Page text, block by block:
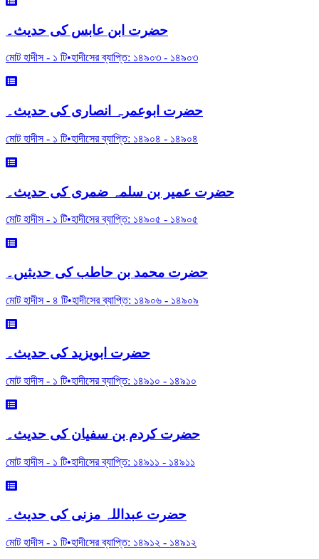
حضرت ابن عابس کی حدیث۔
মোট হাদীস - ১ টি•হাদীসের ব্যাপ্তি: ১৪৯০৩ - ১৪৯০৩
حضرت ابوعمرہ انصاری کی حدیث۔
মোট হাদীস - ১ টি•হাদীসের ব্যাপ্তি: ১৪৯০৪ - ১৪৯০৪
حضرت عمیر بن سلمہ ضمری کی حدیث۔
মোট হাদীস - ১ টি•হাদীসের ব্যাপ্তি: ১৪৯০৫ - ১৪৯০৫
حضرت محمد بن حاطب کی حدیثیں۔
মোট হাদীস - ৪ টি•হাদীসের ব্যাপ্তি: ১৪৯০৬ - ১৪৯০৯
حضرت ابویزید کی حدیث۔
মোট হাদীস - ১ টি•হাদীসের ব্যাপ্তি: ১৪৯১০ - ১৪৯১০
حضرت کردم بن سفیان کی حدیث۔
মোট হাদীস - ১ টি•হাদীসের ব্যাপ্তি: ১৪৯১১ - ১৪৯১১
حضرت عبداللہ مزنی کی حدیث۔
মোট হাদীস - ১ টি•হাদীসের ব্যাপ্তি: ১৪৯১২ - ১৪৯১২